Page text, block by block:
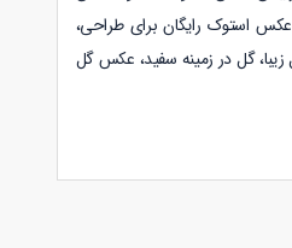
استوک رایگان برای طراحی،
زیبا، گل در زمینه سفید، عکس گل